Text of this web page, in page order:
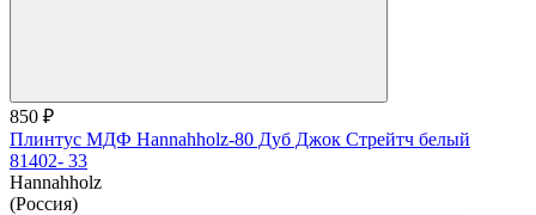
850 ₽
Плинтус МДФ Hannahholz-80 Дуб Джок Стрейтч белый
81402- 33
Hannahholz
(Россия)